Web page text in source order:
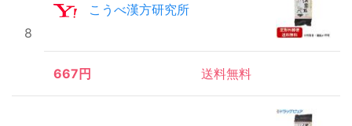
8
こうべ漢方研究所
667円 送料無料